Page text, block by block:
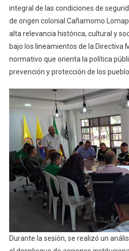
integral de las condiciones de
de origen colonial Cañamomo
alta relevancia histórica, cultural y
bajo los lineamientos de la Directiva
normativo que orienta la política
prevención y protección de los
Durante la sesión, se realizó un